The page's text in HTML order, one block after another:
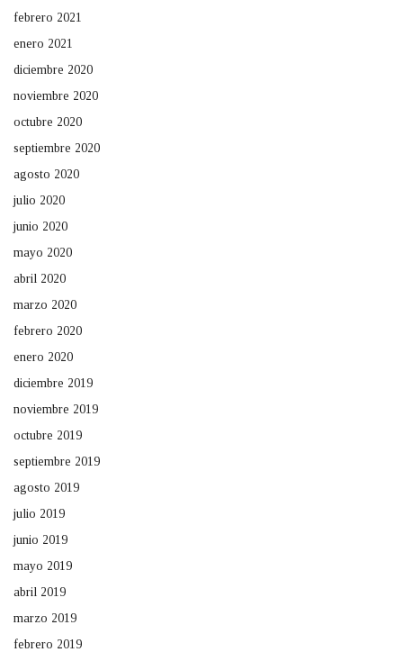
febrero 2021
enero 2021
diciembre 2020
noviembre 2020
octubre 2020
septiembre 2020
agosto 2020
julio 2020
junio 2020
mayo 2020
abril 2020
marzo 2020
febrero 2020
enero 2020
diciembre 2019
noviembre 2019
octubre 2019
septiembre 2019
agosto 2019
julio 2019
junio 2019
mayo 2019
abril 2019
marzo 2019
febrero 2019